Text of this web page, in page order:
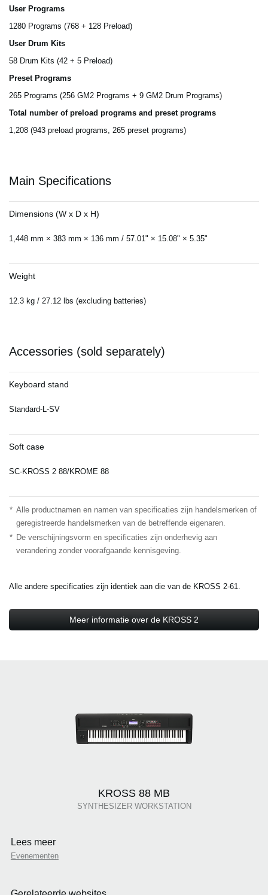
User Programs
1280 Programs (768 + 128 Preload)
User Drum Kits
58 Drum Kits (42 + 5 Preload)
Preset Programs
265 Programs (256 GM2 Programs + 9 GM2 Drum Programs)
Total number of preload programs and preset programs
1,208 (943 preload programs, 265 preset programs)
Main Specifications
Dimensions (W x D x H)
1,448 mm × 383 mm × 136 mm / 57.01" × 15.08" × 5.35"
Weight
12.3 kg / 27.12 lbs (excluding batteries)
Accessories (sold separately)
Keyboard stand
Standard-L-SV
Soft case
SC-KROSS 2 88/KROME 88
* Alle productnamen en namen van specificaties zijn handelsmerken of
geregistreerde handelsmerken van de betreffende eigenaren.
* De verschijningsvorm en specificaties zijn onderhevig aan
verandering zonder voorafgaande kennisgeving.
Alle andere specificaties zijn identiek aan die van de KROSS 2-61.
Meer informatie over de KROSS 2
KROSS 88 MB
SYNTHESIZER WORKSTATION
Lees meer
Evenementen